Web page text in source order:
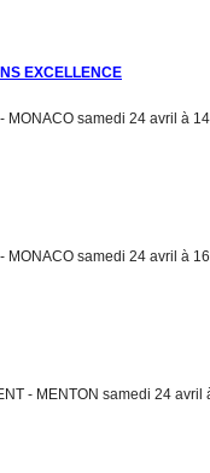
EXCELLENCE
MONACO samedi 24 avril à
MONACO samedi 24 avril à
- MENTON samedi 24